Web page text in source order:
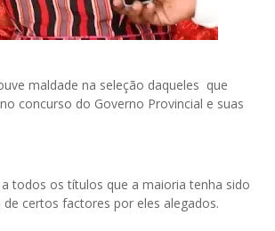
maldade na seleção daqueles que
concurso do Governo Provincial e suas
todos os títulos que a maioria tenha sido
certos factores por eles alegados.